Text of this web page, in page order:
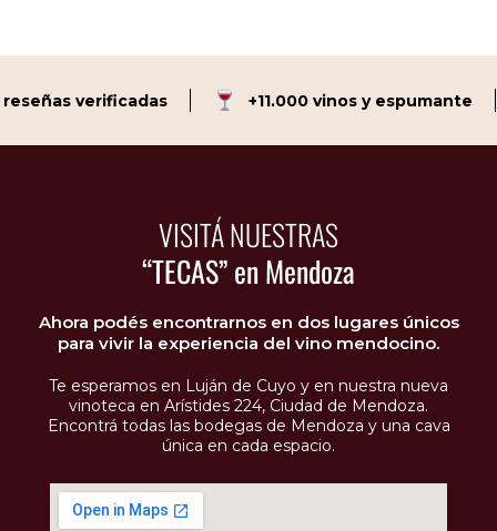
verificadas +11.000 vinos y espumante
VISITÁ NUESTRAS
“TECAS” en Mendoza
Ahora podés encontrarnos en dos lugares únicos
para vivir la experiencia del vino mendocino.
Te esperamos en Luján de Cuyo y en nuestra nueva
vinoteca en Arístides 224, Ciudad de Mendoza.
Encontrá todas las bodegas de Mendoza y una cava
única en cada espacio.